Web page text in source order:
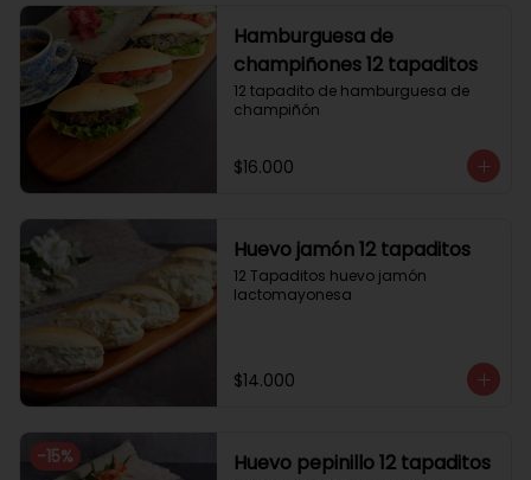
Hamburguesa de
champiñones 12 tapaditos
12 tapadito de hamburguesa de
champiñón
$16.000
Huevo jamón 12 tapaditos
12 Tapaditos huevo jamón
lactomayonesa
$14.000
-15% Huevo pepinillo 12 tapaditos